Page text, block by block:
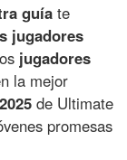
guía te
jugadores
jugadores
la mejor
de Ultimate
promesas